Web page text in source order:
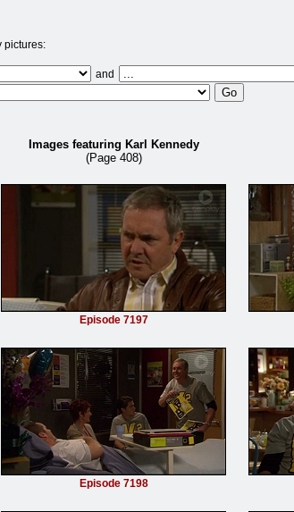
pictures:
and
Images featuring Karl Kennedy
(Page 408)
Episode 7197
Episode 7198